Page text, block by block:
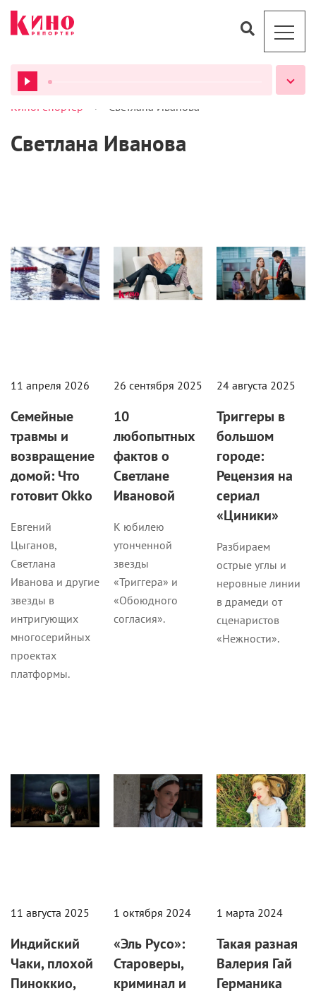
ВСЕ ПОДКАСТЫ
КиноРепортер > Светлана Иванова
Светлана Иванова
11 апреля 2026
Семейные
травмы и
возвращение
домой: Что
готовит Okko
Евгений
Цыганов,
Светлана
Иванова и другие
звезды в
интригующих
многосерийных
проектах
платформы.
26 сентября 2025
10
любопытных
фактов о
Светлане
Ивановой
К юбилею
утонченной
звезды
«Триггера» и
«Обоюдного
согласия».
24 августа 2025
Триггеры в
большом
городе:
Рецензия на
сериал
«Циники»
Разбираем
острые углы и
неровные линии
в драмеди от
сценаристов
«Нежности».
11 августа 2025
Индийский
Чаки, плохой
Пиноккио,
1 октября 2024
«Эль Русо»:
Староверы,
криминал и
1 марта 2024
Такая разная
Валерия Гай
Германика